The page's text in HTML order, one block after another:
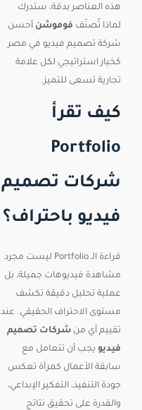
هذه العناصر بدقة، ستدرك
لماذا تُصنّف فوموشن أحسن
شركة تصميم فيديو في مصر
كخيار استراتيجي لكل علامة
تجارية تسعى للتميز.
كيف تقرأ
Portfolio
شركات تصميم
فيديو باحتراف؟
قراءة الـ Portfolio ليست مجرد
مشاهدة فيديوهات جميلة، بل
عملية تحليل دقيقة تكشف
مستوى الاحتراف الحقيقي. عند
تقييم أي من شركات تصميم
فيديو يجب أن تتعامل مع
سابقة الأعمال كمرآة تعكس
جودة التنفيذ، التفكير الإبداعي،
والقدرة على تحقيق نتائج